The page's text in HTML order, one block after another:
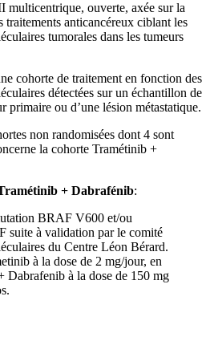
multicentrique, ouverte, axée sur la
anticancéreux ciblant les
tumorales dans les tumeurs
cohorte de traitement en fonction des
détectées sur un échantillon de
primaire ou d’une lésion métastatique.
non randomisées dont 4 sont
la cohorte Tramétinib +
+ Dabrafénib:
BRAF V600 et/ou
suite à validation par le comité
du Centre Léon Bérard.
à la dose de 2 mg/jour, en
Dabrafenib à la dose de 150 mg